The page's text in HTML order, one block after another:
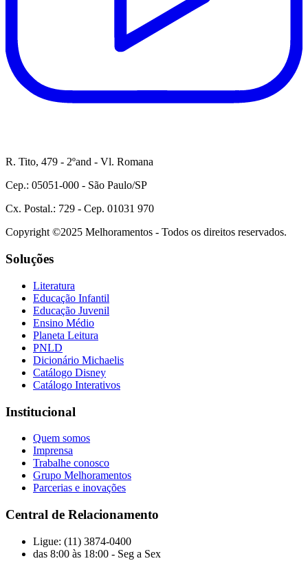
R. Tito, 479 - 2ºand - Vl. Romana
Cep.: 05051-000 - São Paulo/SP
Cx. Postal.: 729 - Cep. 01031 970
Copyright ©2025 Melhoramentos - Todos os direitos reservados.
Soluções
Literatura
Educação Infantil
Educação Juvenil
Ensino Médio
Planeta Leitura
PNLD
Dicionário Michaelis
Catálogo Disney
Catálogo Interativos
Institucional
Quem somos
Imprensa
Trabalhe conosco
Grupo Melhoramentos
Parcerias e inovações
Central de Relacionamento
Ligue: (11) 3874-0400
das 8:00 às 18:00 - Seg a Sex